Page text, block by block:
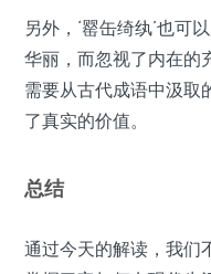
另外，‘罂缶绮纨’也可
华丽，而忽视了内在的
需要从古代成语中汲
了真实的价值。
总结
通过今天的解读，我们